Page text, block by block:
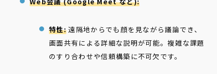
特性:遠隔地からでも顔を見ながら議論でき、
画面共有による詳細な説明が可能。複雑な課題
のすり合わせや信頼構築に不可欠です。